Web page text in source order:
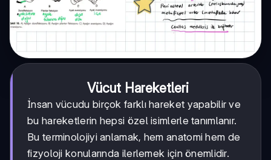
Vücut Hareketleri
İnsan vücudu birçok farklı hareket yapabilir ve
bu hareketlerin hepsi özel isimlerle tanımlanır.
Bu terminolojiyi anlamak, hem anatomi hem de
fizyoloji konularında ilerlemek için önemlidir.